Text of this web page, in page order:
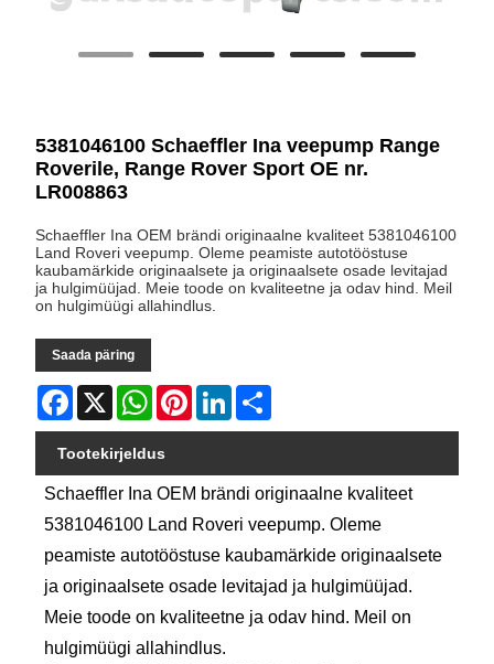
5381046100 Schaeffler Ina veepump Range
Roverile, Range Rover Sport OE nr.
LR008863
Schaeffler Ina OEM brändi originaalne kvaliteet 5381046100
Land Roveri veepump. Oleme peamiste autotööstuse
kaubamärkide originaalsete ja originaalsete osade levitajad
ja hulgimüüjad. Meie toode on kvaliteetne ja odav hind. Meil
on hulgimüügi allahindlus.
Saada päring
Facebook
X WhatsAppPinterestLinkedIn
Tootekirjeldus
Schaeffler Ina OEM brändi originaalne kvaliteet
5381046100 Land Roveri veepump. Oleme
peamiste autotööstuse kaubamärkide originaalsete
ja originaalsete osade levitajad ja hulgimüüjad.
Meie toode on kvaliteetne ja odav hind. Meil on
hulgimüügi allahindlus.